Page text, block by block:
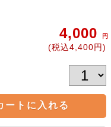
4,000 円
(税込4,400円)